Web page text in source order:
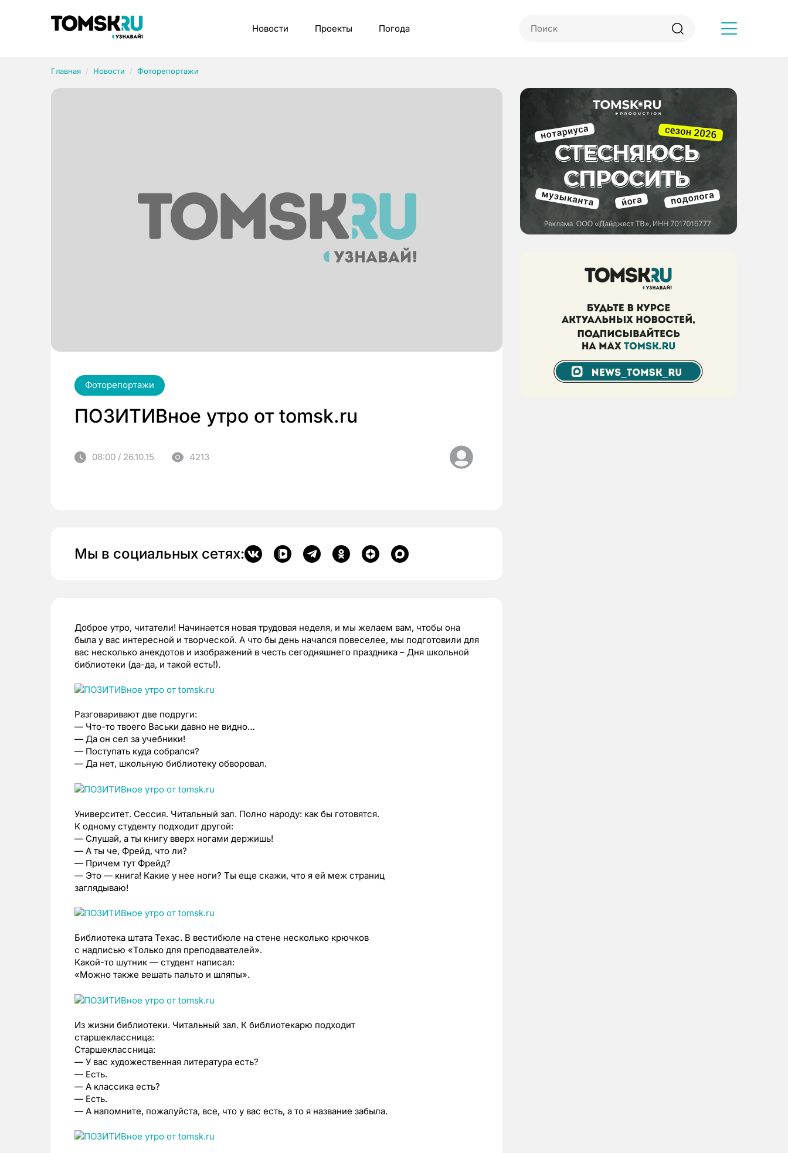
Новости Проекты Погода
Главная Новости Фоторепортажи
Фоторепортажи
ПОЗИТИВное утро от tomsk.ru
08:00 / 26.10.15 4213
Мы в социальных сетях:
Доброе утро, читатели! Начинается новая трудовая неделя, и мы желаем вам, чтобы она
была у вас интересной и творческой. А что бы день начался повеселее, мы подготовили для
вас несколько анекдотов и изображений в честь сегодняшнего праздника – Дня школьной
библиотеки (да-да, и такой есть!).
Разговаривают две подруги:
— Что-то твоего Васьки давно не видно…
— Да он сел за учебники!
— Поступать куда собрался?
— Да нет, школьную библиотеку обворовал.
Университет. Сессия. Читальный зал. Полно народу: как бы готовятся.
К одному студенту подходит другой:
— Слушай, а ты книгу вверх ногами держишь!
— А ты че, Фрейд, что ли?
— Причем тут Фрейд?
— Это — книга! Какие у нее ноги? Ты еще скажи, что я ей меж страниц
заглядываю!
Библиотека штата Техас. В вестибюле на стене несколько крючков
с надписью «Только для преподавателей».
Какой-то шутник — студент написал:
«Можно также вешать пальто и шляпы».
Из жизни библиотеки. Читальный зал. К библиотекарю подходит
старшеклассница:
Старшеклассница:
— У вас художественная литература есть?
— Есть.
— А классика есть?
— Есть.
— А напомните, пожалуйста, все, что у вас есть, а то я название забыла.
Рубрики